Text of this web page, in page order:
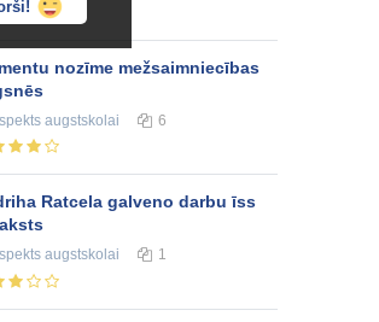
nozīme mežsaimniecības
augstskolai 6
Ratcela galveno darbu īss
augstskolai 1